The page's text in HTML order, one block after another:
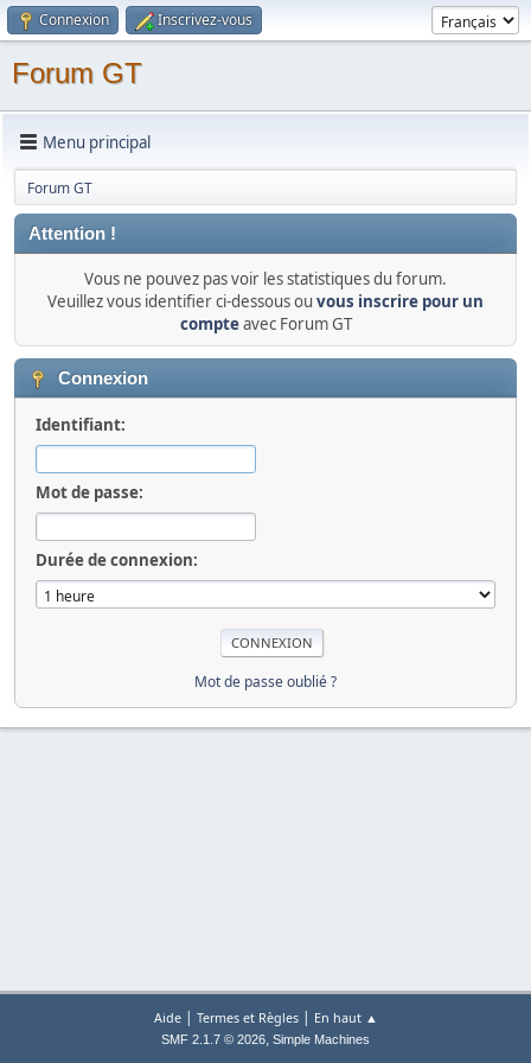
Connexion Inscrivez-vous
Forum GT
Menu principal
Forum GT
Attention !
Vous ne pouvez pas voir les statistiques du forum.
Veuillez vous identifier ci-dessous ou vous inscrire pour un
compteavec Forum GT
Connexion
Identifiant:
Mot de passe:
Durée de connexion:
Mot de passe oublié ?
Aide| Termes et Règles| En haut ▲
SMF 2.1.7 © 2026, Simple Machines